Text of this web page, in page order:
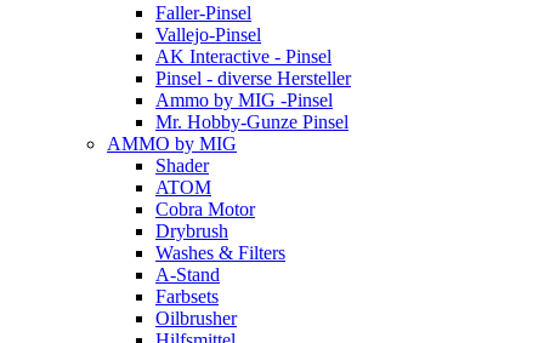
Faller-Pinsel
Vallejo-Pinsel
AK Interactive - Pinsel
Pinsel - diverse Hersteller
Ammo by MIG -Pinsel
Mr. Hobby-Gunze Pinsel
AMMO by MIG
Shader
ATOM
Cobra Motor
Drybrush
Washes & Filters
A-Stand
Farbsets
Oilbrusher